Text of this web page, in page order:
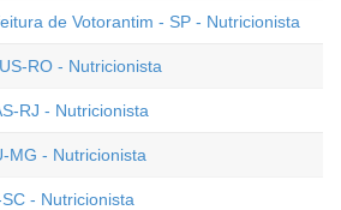
de Votorantim - SP - Nutricionista
RO - Nutricionista
RJ - Nutricionista
MG - Nutricionista
- Nutricionista